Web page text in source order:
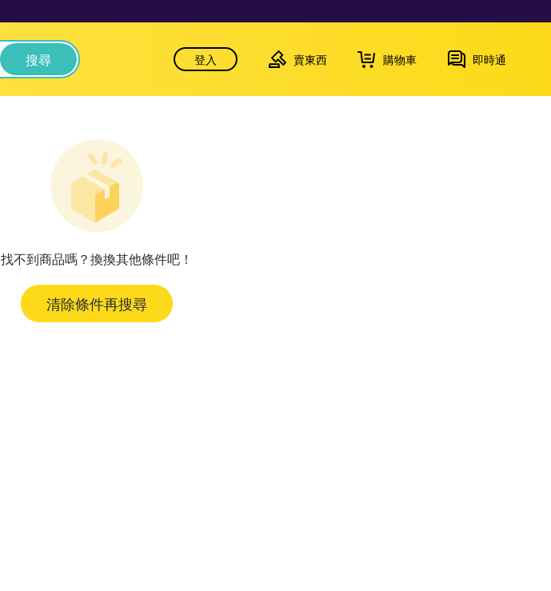
搜尋 登入 賣東西 購物車 即時通
找不到商品嗎？換換其他條件吧！
清除條件再搜尋